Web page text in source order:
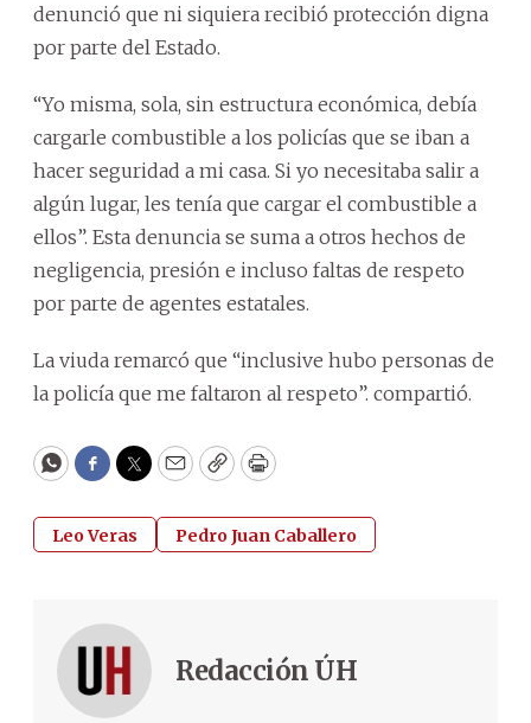
denunció que ni siquiera recibió protección digna
por parte del Estado.
“Yo misma, sola, sin estructura económica, debía
cargarle combustible a los policías que se iban a
hacer seguridad a mi casa. Si yo necesitaba salir a
algún lugar, les tenía que cargar el combustible a
ellos”. Esta denuncia se suma a otros hechos de
negligencia, presión e incluso faltas de respeto
por parte de agentes estatales.
La viuda remarcó que “inclusive hubo personas de
la policía que me faltaron al respeto”. compartió.
WhatsApp
Facebook
Twitter
EmailCopyPrint
Leo Veras Pedro Juan Caballero
Redacción ÚH